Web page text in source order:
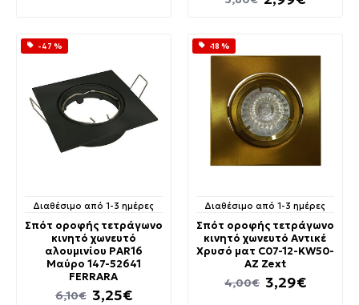
-47 %
Διαθέσιμο από 1-3 ημέρες
Σπότ οροφής τετράγωνο
κινητό χωνευτό
αλουμινίου PAR16
Μαύρο 147-52641
FERRARA
3,25€
6,10€
-18 %
Διαθέσιμο από 1-3 ημέρες
Σπότ οροφής τετράγωνο
κινητό χωνευτό Αντικέ
Χρυσό ματ C07-12-KW50-
AZ Zext
3,29€
4,00€